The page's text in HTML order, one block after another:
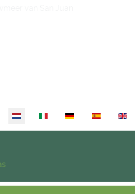
Selecteer de taal